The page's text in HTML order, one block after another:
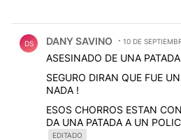
DS DANY SAVINO 10 DE
ASESINADO DE UNA
SEGURO DIRAN QUE FUE
NADA !
ESOS CHORROS ESTAN
DA UNA PATADA A UN
EDITADO